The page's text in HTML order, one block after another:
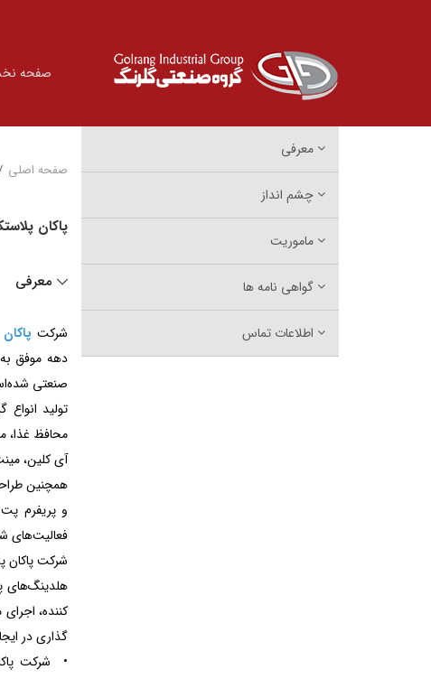
صفحه
معرفی
چشم انداز
ماموریت
گواهی نامه ها
اطلاعات تماس
صفحه اصلی
پاکان
معرفی
شرکت
دهه موفق
صنعتی
تولید
آی کلین،
همچنین
و پریفرم
فعالیت‌های
شرکت پاکان
هلدینگ‌های
کننده،
گذاری در